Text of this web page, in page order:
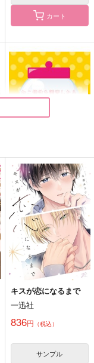
ベクトルのゆくえ
生肉屋
707 円 （税込）
By My Side
KT4
787円（税込）
ホークス×エンデヴァー
カート
ねこ個性を調査したら
ねこにされた話
星屑ペコー
715円（税込）
僕のヒーローアカデミア
ファットガム
サンプル
キスが恋になるまで
一迅社
836円 （税込）
サンプル